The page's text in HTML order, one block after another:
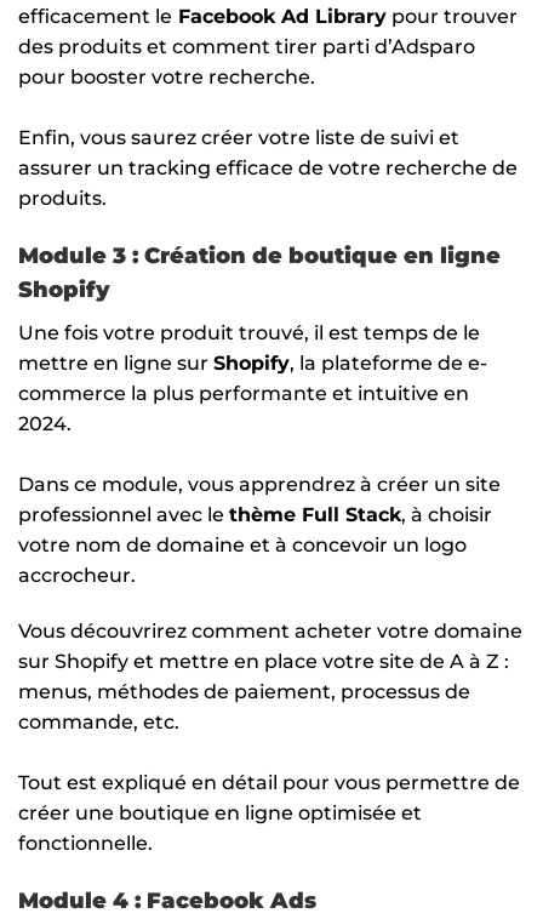
efficacement le Facebook Ad Library pour trouver
des produits et comment tirer parti d’Adsparo
pour booster votre recherche.
Enfin, vous saurez créer votre liste de suivi et
assurer un tracking efficace de votre recherche de
produits.
Module 3 : Création de boutique en ligne
Shopify
Une fois votre produit trouvé, il est temps de le
mettre en ligne sur Shopify, la plateforme de e-
commerce la plus performante et intuitive en
2024.
Dans ce module, vous apprendrez à créer un site
professionnel avec le thème Full Stack, à choisir
votre nom de domaine et à concevoir un logo
accrocheur.
Vous découvrirez comment acheter votre domaine
sur Shopify et mettre en place votre site de A à Z :
menus, méthodes de paiement, processus de
commande, etc.
Tout est expliqué en détail pour vous permettre de
créer une boutique en ligne optimisée et
fonctionnelle.
Module 4 : Facebook Ads